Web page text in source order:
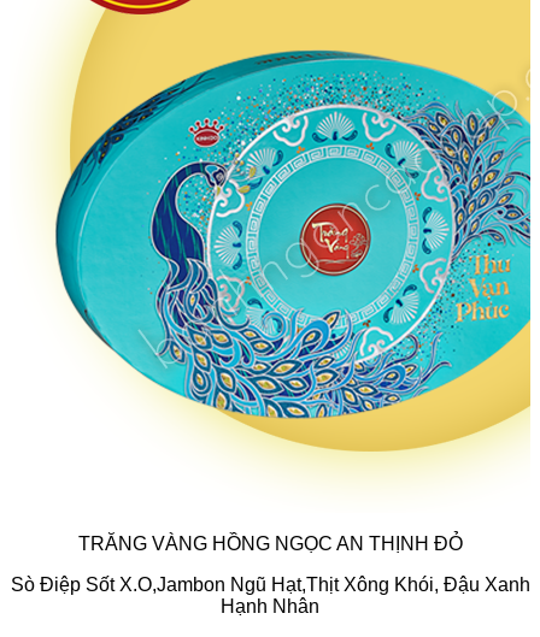
TRĂNG VÀNG HỒNG NGỌC AN THỊNH ĐỎ
Sò Điệp Sốt X.O,Jambon Ngũ Hạt,Thịt Xông Khói, Đậu Xanh
Hạnh Nhân